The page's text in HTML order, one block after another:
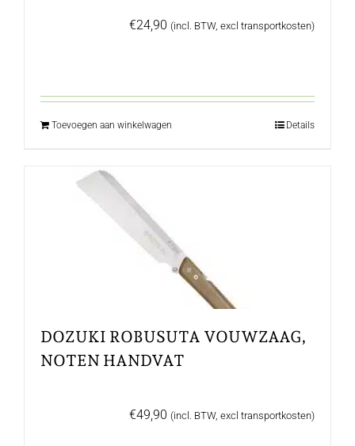
€24,90 (incl. BTW, excl transportkosten)
Toevoegen aan winkelwagen Details
DOZUKI ROBUSUTA VOUWZAAG,
NOTEN HANDVAT
€49,90 (incl. BTW, excl transportkosten)